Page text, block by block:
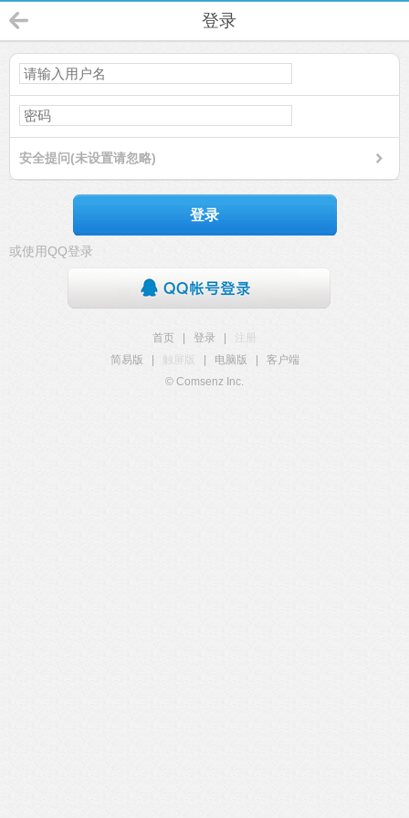
登录
安全提问(未设置请忽略)
登录
或使用QQ登录
首页 登录
注册
简易版
触屏版 电脑版
客户端
© Comsenz Inc.